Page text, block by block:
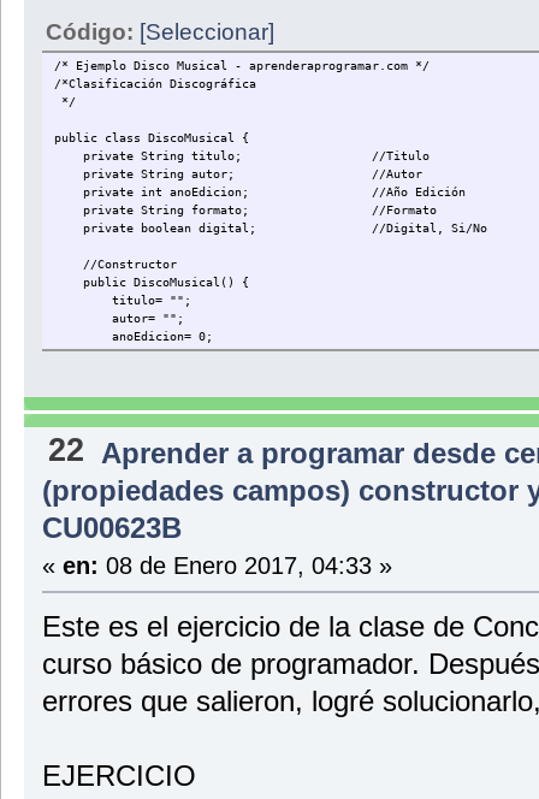
Código: [Seleccionar]
/* Ejemplo Disco Musical - aprenderaprogramar.com */
/*Clasificación Discográfica
*/
public class DiscoMusical {
private String titulo; //Titulo
private String autor; //Autor
private int anoEdicion; //Año Edición
private String formato; //Formato
private boolean digital; //Digital, Si/No
//Constructor
public DiscoMusical() {
titulo= "";
autor= "";
anoEdicion= 0;
formato= "";
//Método para obtener características del Disco Musical
//Titulo
public void setTitulo (String valorTitulo){
titulo= valorTitulo;
}
//Autor
public void setAutor (String valorAutor){
autor= valorAutor;
}
//Año Edición
public void setAnoEdicion (int valorAnoEdicion){
anoEdicion= valorAnoEdicion;
//Formato
}
22 Aprender a programar desde
(propiedades campos) constructor
CU00623B
« en: 08 de Enero 2017, 04:33 »
Este es el ejercicio de la clase de
curso básico de programador.
errores que salieron, logré
EJERCICIO